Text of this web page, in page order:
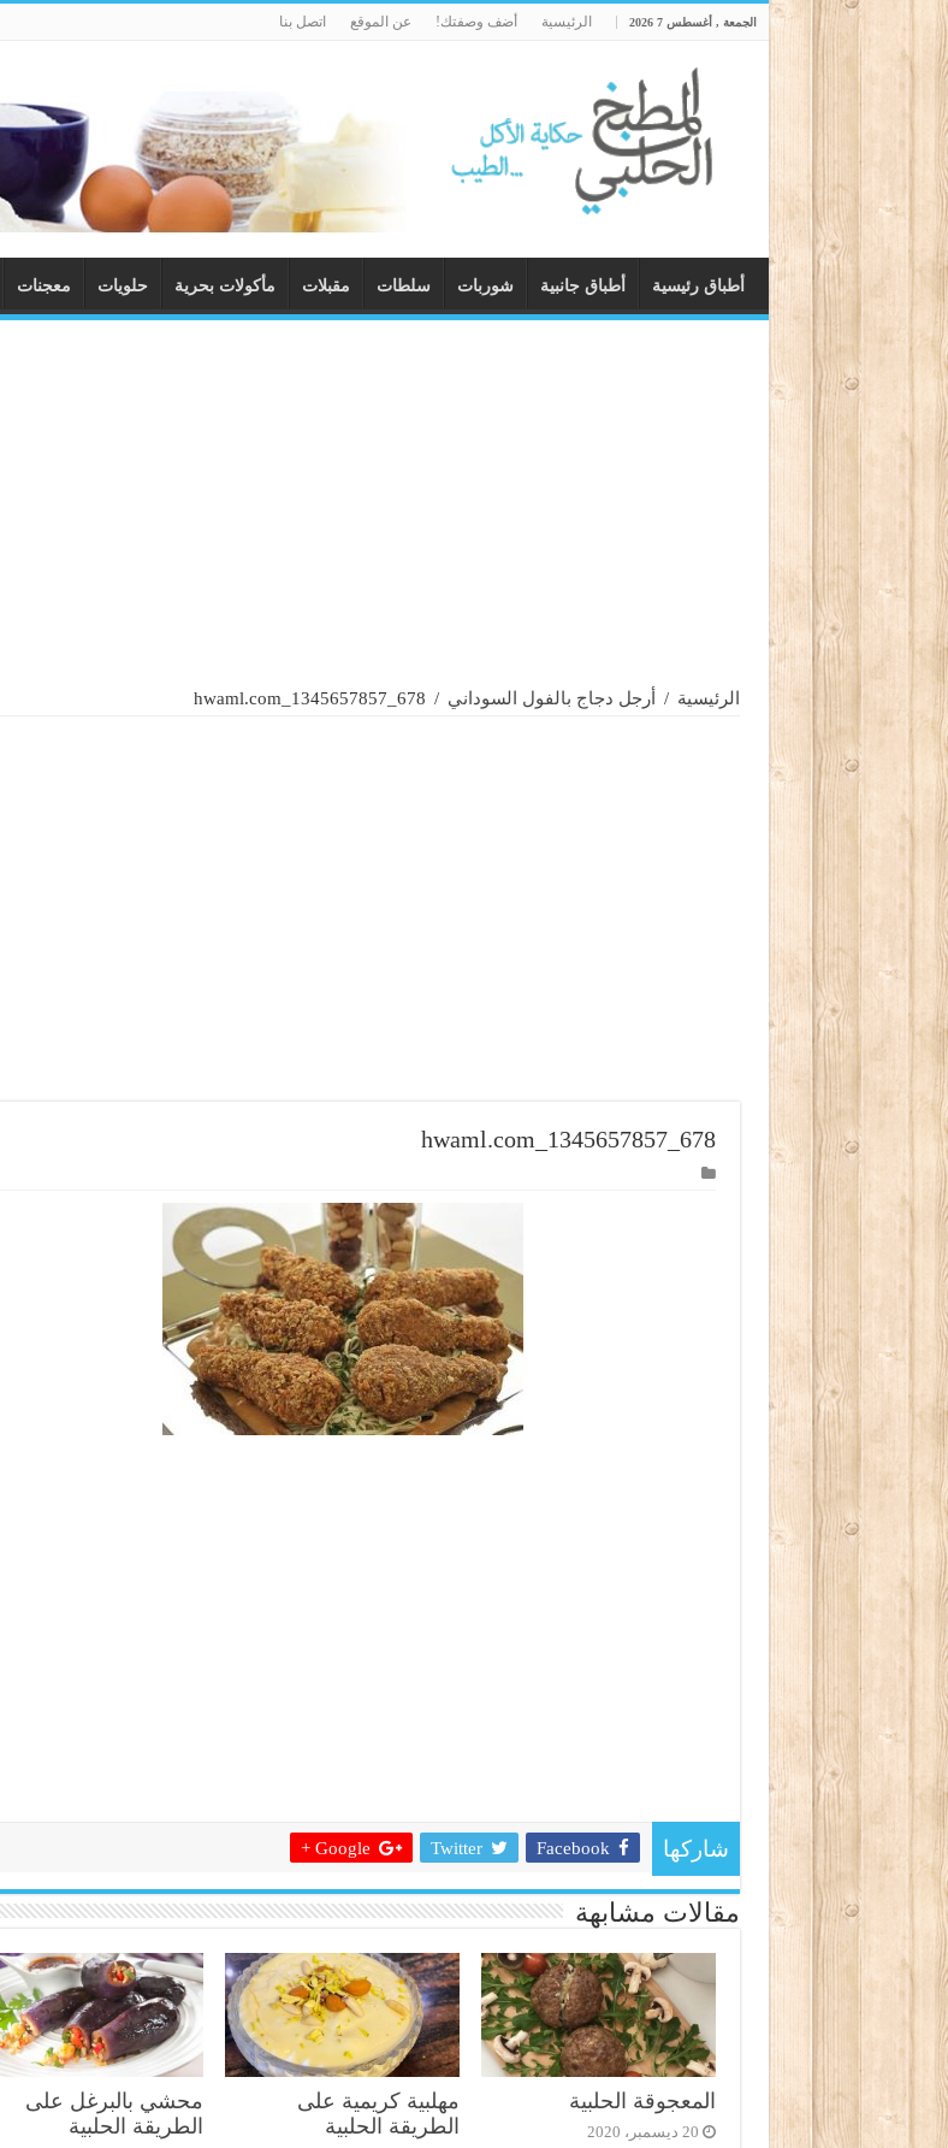
الجمعة , أغسطس 7 2026 الرئيسية أضف وصفتك! عن الموقع اتصل بنا
أطباق رئيسية أطباق جانبية شوربات سلطات مقبلات مأكولات بحرية حلويات معجنات
الرئيسية / أرجل دجاج بالفول السوداني /
hwaml.com_1345657857_678
hwaml.com_1345657857_678
شاركها Facebook
Twitter
Google +
مقالات مشابهة
المعجوقة الحلبية
20 ديسمبر، 2020
مهلبية كريمية على
الطريقة الحلبية
محشي بالبرغل على
الطريقة الحلبية